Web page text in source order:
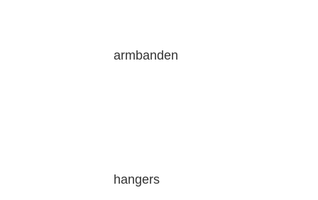
armbanden
hangers